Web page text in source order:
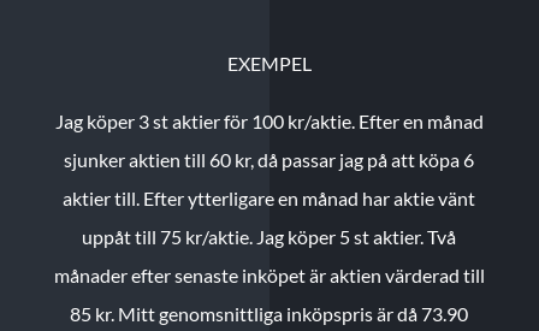
EXEMPEL
Jag köper 3 st aktier för 100 kr/aktie. Efter en månad
sjunker aktien till 60 kr, då passar jag på att köpa 6
aktier till. Efter ytterligare en månad har aktie vänt
uppåt till 75 kr/aktie. Jag köper 5 st aktier.Två
månader efter senaste inköpet är aktien värderad till
85 kr. Mitt genomsnittliga inköpspris är då 73.90